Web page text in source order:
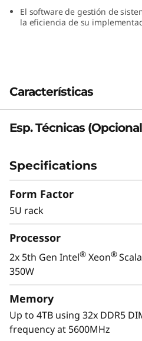
y
C
El software de gestión de
la eficiencia de su
Características
Ampliar los límites
Con dos procesadores
ofrece el rendimiento
cantidad de memoria
ranuras PCIe Gen5
de IA o de ofrecer
nube, el
proporciona potencia
Esp. Técnicas
Specifications
Form Factor
5U rack
Processor
2x 5th Gen Intel® Xeon®
350W
Memory
Up to 4TB using 32x DDR5
frequency at 5600MHz